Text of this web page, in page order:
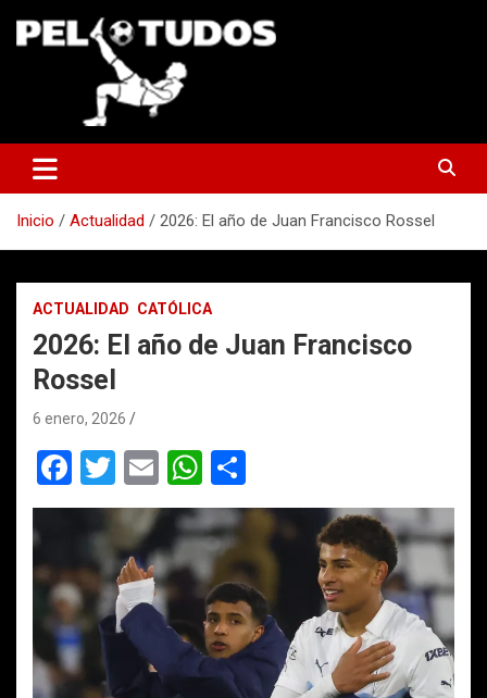
Inicio Actualidad 2026: El año de Juan Francisco Rossel
ACTUALIDAD CATÓLICA
2026: El año de Juan Francisco
Rossel
6 enero, 2026
F
a
ce
b
o
o
k
T
wi
tt
er
E
m
ail
W
h
at
s
A
p
p
o
m
p
ar
tir